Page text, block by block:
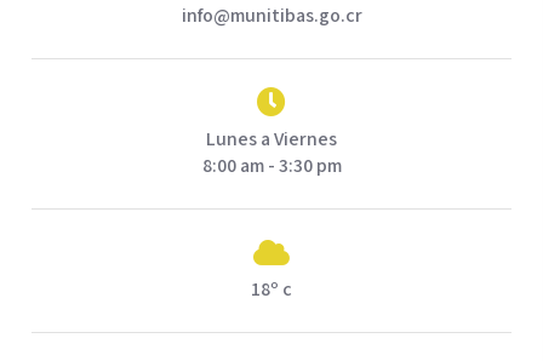
info@munitibas.go.cr
Lunes a Viernes
8:00 am - 3:30 pm
18º c